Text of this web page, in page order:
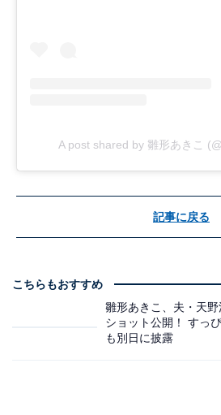
A post shared by 雛形あきこ
記事に戻る
こちらもおすすめ
雛形あきこ、夫・天
ショット公開！ すっ
も別日に披露